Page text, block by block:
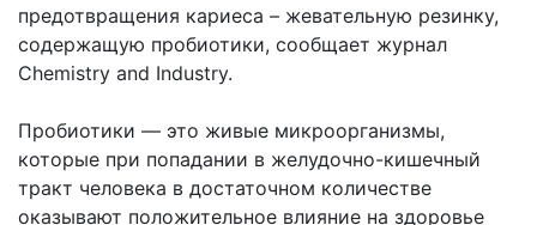
предотвращения кариеса – жевательную резинку,
содержащую пробиотики, сообщает журнал
Chemistry and Industry.
Пробиотики — это живые микроорганизмы,
которые при попадании в желудочно-кишечный
тракт человека в достаточном количестве
оказывают положительное влияние на здоровье